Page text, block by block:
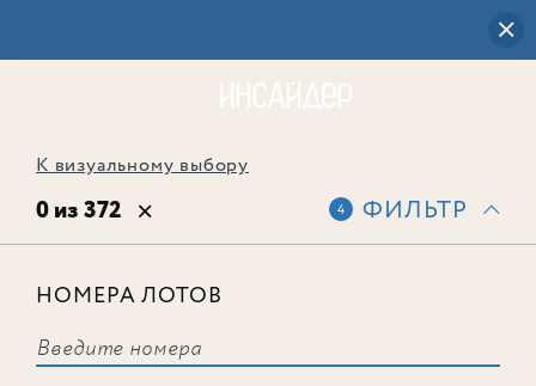
К визуальному выбору
0 из 372 4 ФИЛЬТР
НОМЕРА ЛОТОВ
соответствует ни одного лота